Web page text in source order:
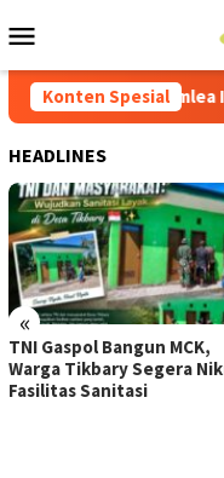
ke
Mobile
Konten Spesial
Ilath TNI
HEADLINES
«
TNI Gaspol Bangun MCK,
Warga Tikbary Segera
Fasilitas Sanitasi